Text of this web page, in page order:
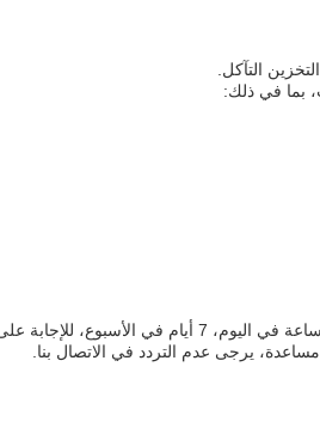
التآكل.
بما في ذلك:
يرجى عدم التردد في الاتصال بنا.